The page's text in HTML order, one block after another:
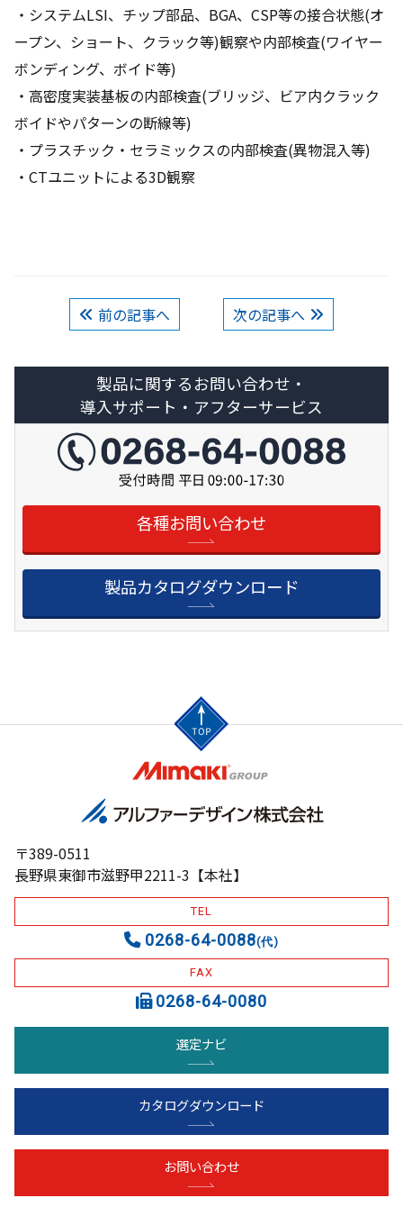
・システムLSI、チップ部品、BGA、CSP等の接合状態(オ
ープン、ショート、クラック等)観察や内部検査(ワイヤー
ボンディング、ボイド等)
・高密度実装基板の内部検査(ブリッジ、ビア内クラック
ボイドやパターンの断線等)
・プラスチック・セラミックスの内部検査(異物混入等)
・CTユニットによる3D観察
前の記事へ 次の記事へ
製品に関するお問い合わせ・
導入サポート・アフターサービス
各種お問い合わせ
製品カタログダウンロード
〒389-0511
長野県東御市滋野甲2211-3【本社】
TEL
0268-64-0088(代)
FAX
0268-64-0080
選定ナビ
カタログダウンロード
お問い合わせ